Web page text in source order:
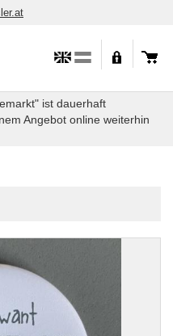
ist dauerhaft
Angebot online weiterhin